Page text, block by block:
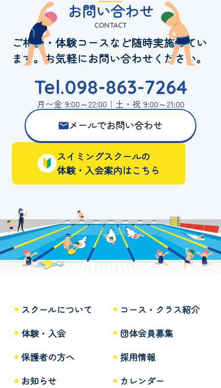
お問い合わせ
CONTACT
ご相談・体験コースなど随時実施してい
ます。お気軽にお問い合わせください。
Tel.098-863-7264
月〜金 9:00～22:00｜土・祝 9:00～21:00
メールでお問い合わせ
スイミングスクールの
体験・入会案内はこちら
スクールについて
コース・クラス紹介
体験・入会
団体会員募集
保護者の方へ
採用情報
お知らせ
カレンダー